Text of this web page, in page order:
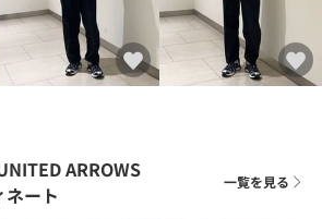
ARROWS
ネート
一覧を見る